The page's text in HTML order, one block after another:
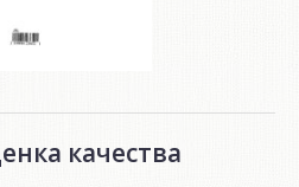
качества